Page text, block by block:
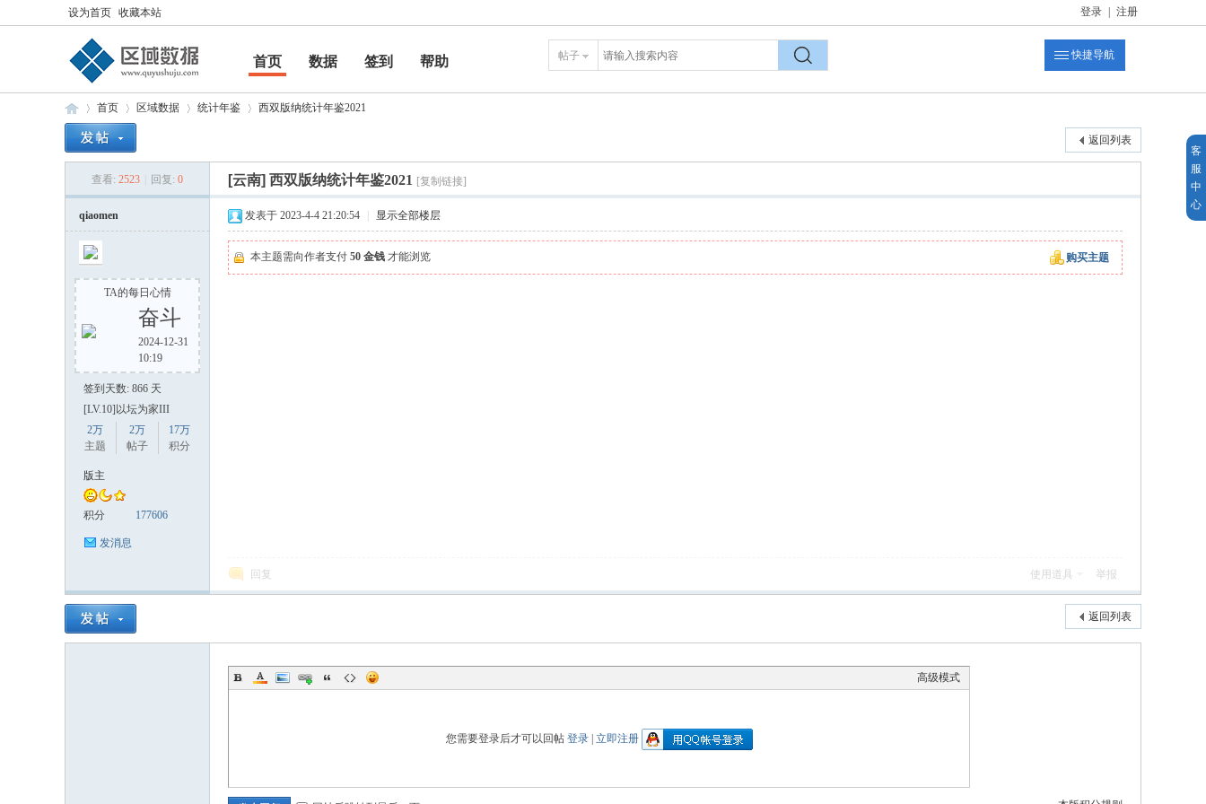
设为首页 收藏本站 登录 注册
首页 数据 签到
帮助
帮助
帖子
快捷导航
域
首页
›
区域数据
›
统计年鉴
›
西双版纳统计年鉴2021
返回列表
查看: 2523 回复: 0 [云南] 西双版纳统计年鉴2021 [复制链接]
qiaomen
TA的每日心情
奋斗
2024-12-31
10:19
签到天数: 866 天
[LV.10]以坛为家III
2万
主题
2万
帖子
17万
积分
版主
积分 177606
发消息
发表于 2023-4-4 21:20:54 显示全部楼层
购买主题
本主题需向作者支付 50 金钱 才能浏览
回复 使用道具 举报
返回列表
高级模式
您需要登录后才可以回帖 登录| 立即注册
客
服
中
心